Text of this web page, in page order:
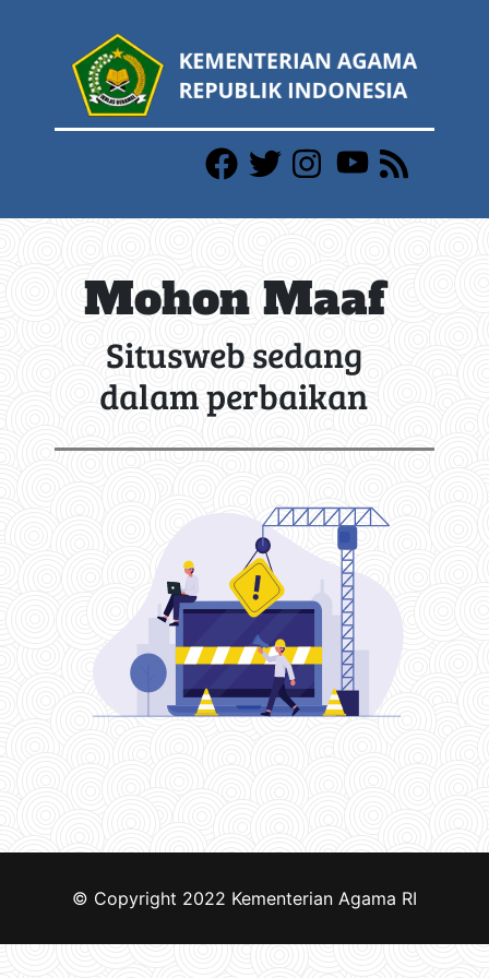
Mohon Maaf
Situsweb sedang
dalam perbaikan
© Copyright 2022 Kementerian Agama RI